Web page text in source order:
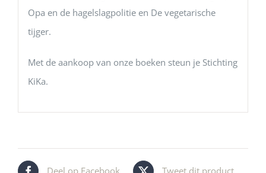
Opa en de hagelslagpolitie en De vegetarische
tijger.
Met de aankoop van onze boeken steun je Stichting
KiKa.